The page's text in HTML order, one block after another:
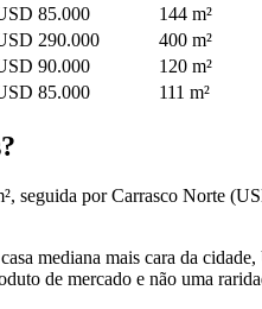
85.000 144 m²
290.000 400 m²
90.000 120 m²
85.000 111 m²
seguida por Carrasco Norte
mediana mais cara da
de mercado e não uma